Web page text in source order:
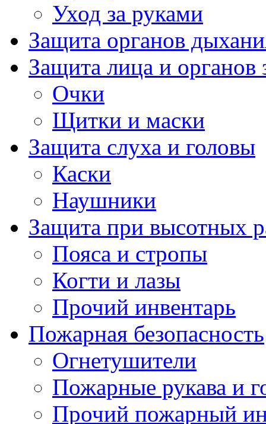
Уход за руками
Защита органов
Защита лица и органов
Очки
Щитки и маски
Защита слуха и головы
Каски
Наушники
Защита при высотных
Пояса и стропы
Когти и лазы
Прочий инвентарь
Пожарная безопасность
Огнетушители
Пожарные рукава и
Прочий пожарный